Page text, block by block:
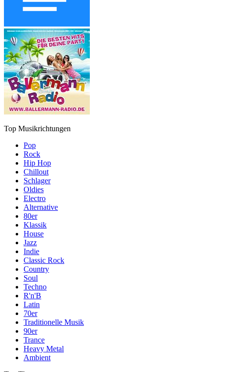
Top Musikrichtungen
Pop
Rock
Hip Hop
Chillout
Schlager
Oldies
Electro
Alternative
80er
Klassik
House
Jazz
Indie
Classic Rock
Country
Soul
Techno
R'n'B
Latin
70er
Traditionelle Musik
90er
Trance
Heavy Metal
Ambient